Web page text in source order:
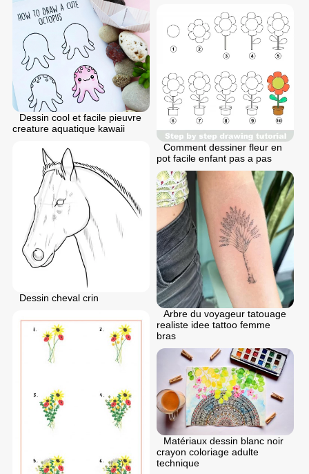
Dessin cool et facile pieuvre
creature aquatique kawaii
Comment dessiner fleur en
pot facile enfant pas a pas
Dessin cheval crin
Arbre du voyageur tatouage
realiste idee tattoo femme
bras
Matériaux dessin blanc noir
crayon coloriage adulte
technique